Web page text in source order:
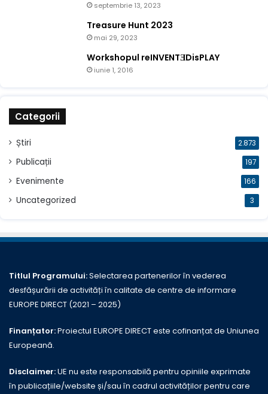
septembrie 13, 2023
Treasure Hunt 2023
mai 29, 2023
Workshopul reINVENTƎDisPLAY
iunie 1, 2016
Categorii
Știri 2.873
Publicații 197
Evenimente 166
Uncategorized 3
Titlul Programului:Selectarea partenerilor în vederea
desfășurării de activități în calitate de centre de informare
EUROPE DIRECT (2021 – 2025)
Finanțator:Proiectul EUROPE DIRECT este cofinanțat de Uniunea
Europeană.
Disclaimer:UE nu este responsabilă pentru opiniile exprimate
în publicațiile/website și/sau în cadrul activităților pentru care